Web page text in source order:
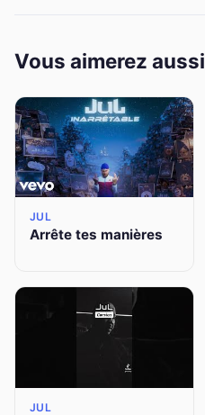
Vous aimerez aussi
JUL
Arrête tes manières
JUL